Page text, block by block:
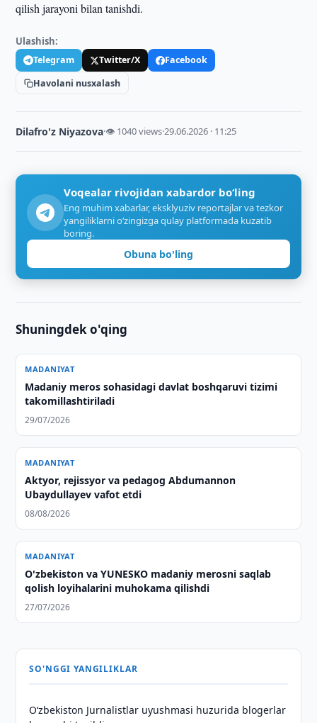
qilish jarayoni bilan tanishdi.
Ulashish:
Telegram Twitter/X
Facebook
Havolani nusxalash
Dilafro'z Niyazova·👁 1040 views·29.06.2026 · 11:25
Voqealar rivojidan xabardor bo‘ling
Eng muhim xabarlar, eksklyuziv reportajlar va tezkor
yangiliklarni o‘zingizga qulay platformada kuzatib
boring.
Obuna bo'ling
Shuningdek o'qing
MADANIYAT
Madaniy meros sohasidagi davlat boshqaruvi tizimi
takomillashtiriladi
29/07/2026
MADANIYAT
Aktyor, rejissyor va pedagog Abdumannon
Ubaydullayev vafot etdi
08/08/2026
MADANIYAT
O'zbekiston va YUNESKO madaniy merosni saqlab
qolish loyihalarini muhokama qilishdi
27/07/2026
SO'NGGI YANGILIKLAR
O‘zbekiston Jurnalistlar uyushmasi huzurida blogerlar